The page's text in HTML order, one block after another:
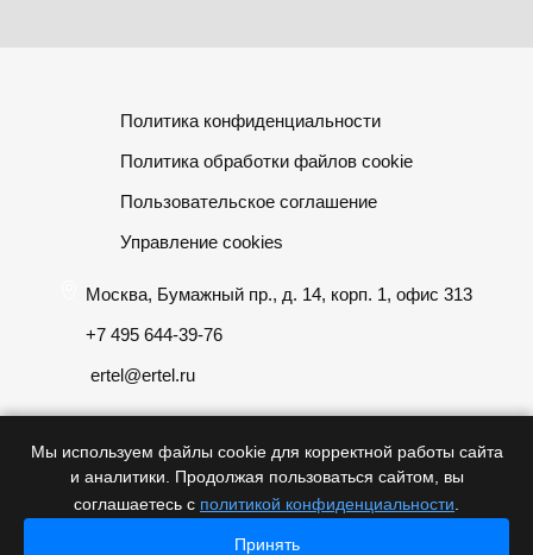
Политика конфиденциальности
Политика обработки файлов cookie
Пользовательское соглашение
Управление cookies
Москва, Бумажный пр., д. 14, корп. 1, офис 313
+7 495 644-39-76
ertel@ertel.ru
Информация размещенная на сайте не является публичной
офертой
Мы используем файлы cookie для корректной работы сайта
и аналитики. Продолжая пользоваться сайтом, вы
соглашаетесь с политикой конфиденциальности
Принять